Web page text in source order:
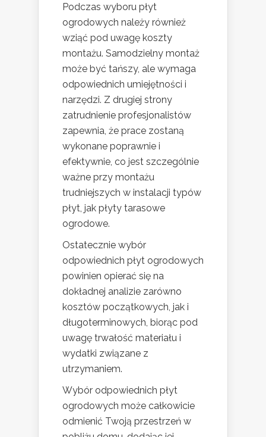
Podczas wyboru płyt
ogrodowych należy również
wziąć pod uwagę koszty
montażu. Samodzielny montaż
może być tańszy, ale wymaga
odpowiednich umiejętności i
narzędzi. Z drugiej strony
zatrudnienie profesjonalistów
zapewnia, że prace zostaną
wykonane poprawnie i
efektywnie, co jest szczególnie
ważne przy montażu
trudniejszych w instalacji typów
płyt, jak płyty tarasowe
ogrodowe.
Ostatecznie wybór
odpowiednich płyt ogrodowych
powinien opierać się na
dokładnej analizie zarówno
kosztów początkowych, jak i
długoterminowych, biorąc pod
uwagę trwałość materiału i
wydatki związane z
utrzymaniem.
Wybór odpowiednich płyt
ogrodowych może całkowicie
odmienić Twoją przestrzeń w